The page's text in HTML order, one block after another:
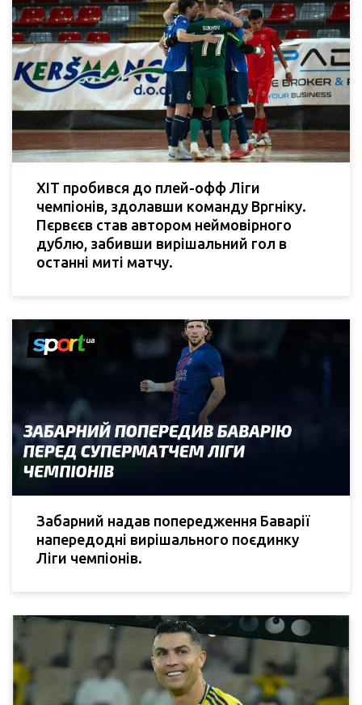
ХІТ пробився до плей-офф Ліги
чемпіонів, здолавши команду Вргніку.
Пєрвєєв став автором неймовірного
дублю, забивши вирішальний гол в
останні миті матчу.
Забарний надав попередження Баварії
напередодні вирішального поєдинку
Ліги чемпіонів.